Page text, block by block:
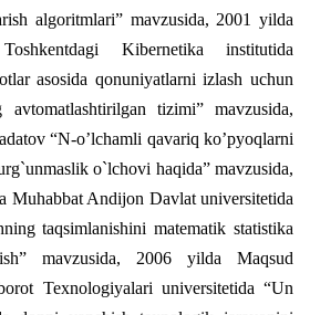
algoritmlari” mavzusida, 2001 yilda
Kibernetika institutida
asosida qonuniyatlarni izlash uchun
avtomatlashtirilgan tizimi” mavzusida,
“N-o’lchamli qavariq ko’pyoqlarni
o`lchovi haqida” mavzusida,
Muhabbat Andijon Davlat universitetida
taqsimlanishini matematik statistika
mavzusida, 2006 yilda Maqsud
Texnologiyalari universitetida “Un